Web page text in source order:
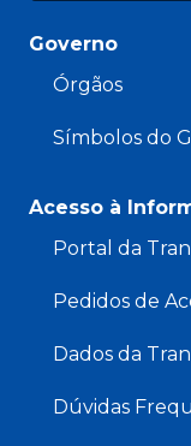
Governo
Órgãos
Símbolos do
Acesso à
Portal da
Pedidos de
Dados da
Dúvidas